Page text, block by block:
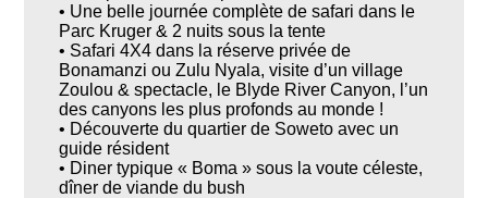
• Une belle journée complète de safari dans le
Parc Kruger & 2 nuits sous la tente
• Safari 4X4 dans la réserve privée de
Bonamanzi ou Zulu Nyala, visite d’un village
Zoulou & spectacle, le Blyde River Canyon, l’un
des canyons les plus profonds au monde !
• Découverte du quartier de Soweto avec un
guide résident
• Diner typique « Boma » sous la voute céleste,
dîner de viande du bush